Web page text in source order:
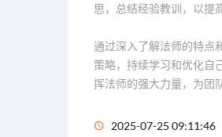
思，总结经验教训，以提
通过深入了解法师的特点
策略，持续学习和优化自
挥法师的强大力量，为团
2025-07-25 09:11:46